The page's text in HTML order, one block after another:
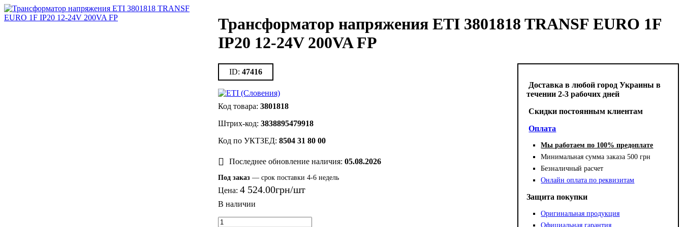
Трансформатор напряжения ETI 3801818 TRANSF EURO 1F
IP20 12-24V 200VA FP
47416
3801818
3838895479918
8504 31 80 00
Последнее обновление наличия: 05.08.2026
Под заказ— срок поставки 4-6 недель
Цена: 4 524.00грн
Доставка в любой город Украины в
течении 2-3 рабочих дней
Cкидки постоянным клиентам
Оплата
Мы работаем по 100% предоплате
Минимальная сумма заказа 500 грн
Безналичный расчет
Онлайн оплата по реквизитам
Защита покупки
Оригинальная продукция
Официальная гарантия